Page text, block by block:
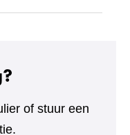
of stuur een